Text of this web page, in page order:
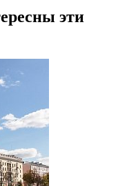
эти